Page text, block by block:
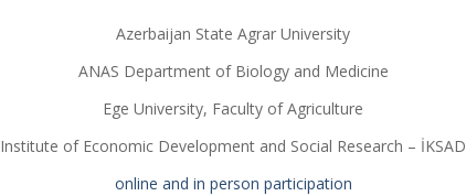
Azerbaijan State Agrar University
ANAS Department of Biology and Medicine
Ege University, Faculty of Agriculture
Institute of Economic Development and Social Research – İKSAD
online and in person participation